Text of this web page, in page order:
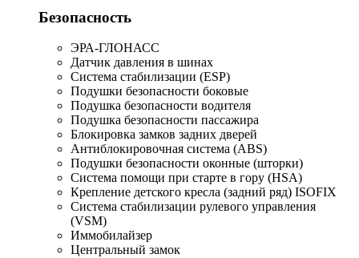
Безопасность
ЭРА-ГЛОНАСС
Датчик давления в шинах
Система стабилизации (ESP)
Подушки безопасности боковые
Подушка безопасности водителя
Подушка безопасности пассажира
Блокировка замков задних дверей
Антиблокировочная система (ABS)
Подушки безопасности оконные (шторки)
Система помощи при старте в гору (HSA)
Крепление детского кресла (задний ряд) ISOFIX
Система стабилизации рулевого управления
(VSM)
Иммобилайзер
Центральный замок